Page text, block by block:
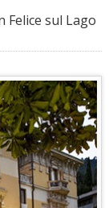
Felice sul Lago